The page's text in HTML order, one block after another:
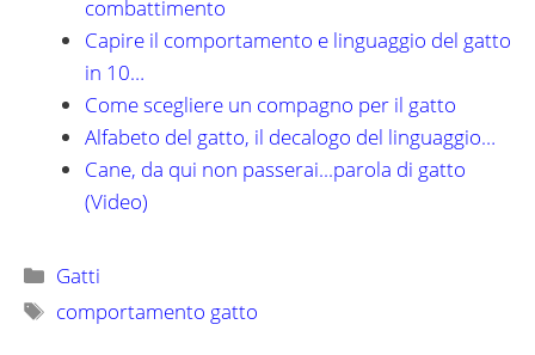
combattimento
Capire il comportamento e linguaggio del gatto
in 10…
Come scegliere un compagno per il gatto
Alfabeto del gatto, il decalogo del linguaggio…
Cane, da qui non passerai...parola di gatto
(Video)
Categorie
Gatti
Tag
comportamento gatto